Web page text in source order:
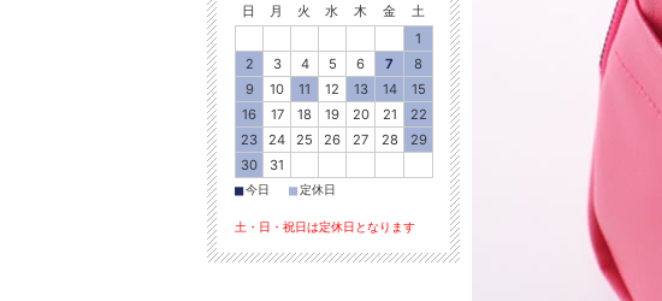
日 月 火 水 木 金
土
1
2
3 4 5 6 7
8
9
10 11 12 13 14
15
16
17 18 19 20 21
22
23
24 25 26 27 28
29
30
31
■今日 ■定休日
土・日・祝日は定休日となります